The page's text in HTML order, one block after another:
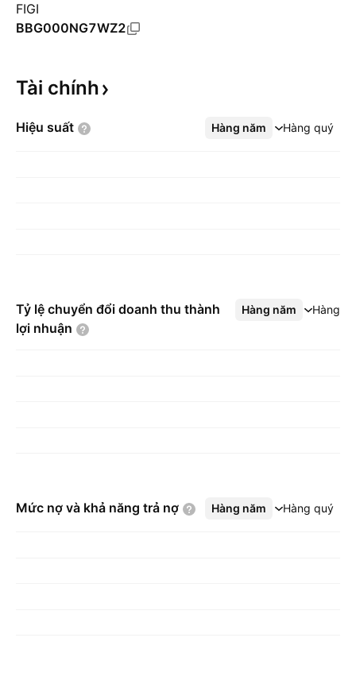
FIGI
BBG000NG7WZ2
Tài chính
Hiệu suất Hàng năm Hàng quý
Xem thêm
Tỷ lệ chuyển đổi doanh thu thành
lợi nhuận
Hàng năm Hàng
Xem thêm
Mức nợ và khả năng trả nợ Hàng năm Hàng quý
Xem thêm